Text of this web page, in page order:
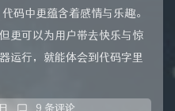
码中更蕴含着感情与乐趣。
更可以为用户带去快乐与惊
运行，就能体会到代码字里
9 条评论